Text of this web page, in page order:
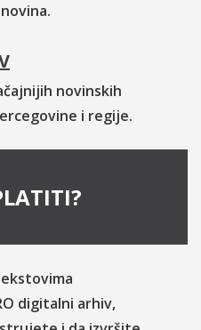
novinskih
i regije.
digitalni arhiv,